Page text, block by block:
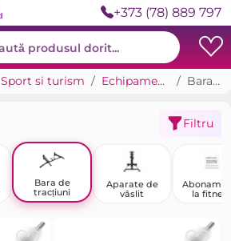
+373 (78) 889 797
Sport si turism Echipamente de antrenament Bara de tracțiuni
Filtru
Bara de
tracțiuni
Aparate de
vâslit
la